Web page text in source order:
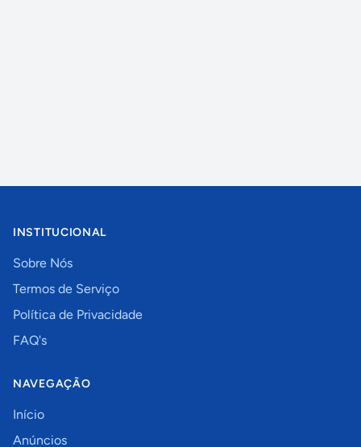
INSTITUCIONAL
Sobre Nós
Termos de Serviço
Política de Privacidade
FAQ's
NAVEGAÇÃO
Início
Anúncios